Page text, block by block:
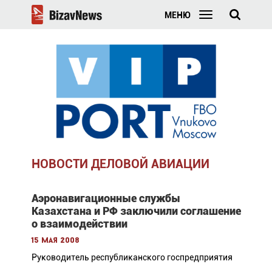
МЕНЮ
НОВОСТИ ДЕЛОВОЙ АВИАЦИИ
Аэронавигационные службы
Казахстана и РФ заключили соглашение
о взаимодействии
15 мая 2008
Руководитель республиканского госпредприятия